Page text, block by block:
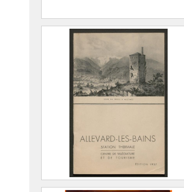
Album du Dauphiné. Tour du
Treuil à Allevard (Isère)
CASSIEN, Victor
(Grenoble, 25 octobre
1808 – Grenoble, 18 juin
1893)
976.1.22
Allevard les bains. Station